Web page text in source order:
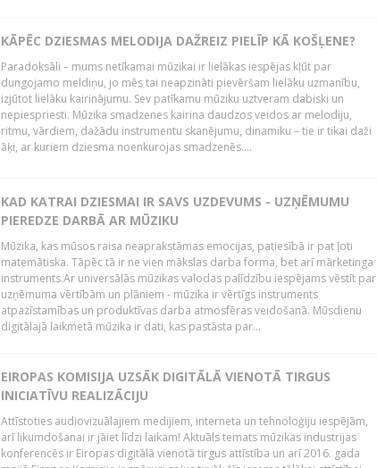
KĀPĒC DZIESMAS MELODIJA DAŽREIZ PIELĪP KĀ KOŠĻENE?
Paradoksāli – mums netīkamai mūzikai ir lielākas iespējas kļūt par
dungojamo meldiņu, jo mēs tai neapzināti pievēršam lielāku uzmanību,
izjūtot lielāku kairinājumu. Sev patīkamu mūziku uztveram dabiski un
nepiespriesti. Mūzika smadzenes kairina daudzos veidos ar melodiju,
ritmu, vārdiem, dažādu instrumentu skanējumu, dinamiku – tie ir tikai daži
āķi, ar kuriem dziesma noenkurojas smadzenēs....
KAD KATRAI DZIESMAI IR SAVS UZDEVUMS - UZŅĒMUMU
PIEREDZE DARBĀ AR MŪZIKU
Mūzika, kas mūsos raisa neaprakstāmas emocijas, patiesībā ir pat ļoti
matemātiska. Tāpēc tā ir ne vien mākslas darba forma, bet arī mārketinga
instruments.Ar universālās mūzikas valodas palīdzību iespējams vēstīt par
uzņēmuma vērtībām un plāniem - mūzika ir vērtīgs instruments
atpazīstamības un produktīvas darba atmosfēras veidošanā. Mūsdienu
digitālajā laikmetā mūzika ir dati, kas pastāsta par...
EIROPAS KOMISIJA UZSĀK DIGITĀLĀ VIENOTĀ TIRGUS
INICIATĪVU REALIZĀCIJU
Attīstoties audiovizuālajiem medijiem, interneta un tehnoloģiju iespējām,
arī likumdošanai ir jāiet līdzi laikam! Aktuāls temats mūzikas industrijas
konferencēs ir Eiropas digitālā vienotā tirgus attīstība un arī 2016. gada